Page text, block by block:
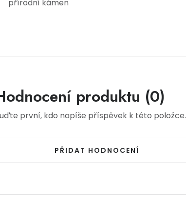
přírodní kámen
produktu (0)
první, kdo napíše příspěvek k této položce.
PŘIDAT HODNOCENÍ